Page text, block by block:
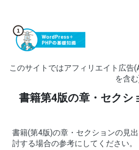
このサイトではアフィリエイト広告
を含
書籍第4版の章・セクシ
書籍(第4版)の章・セクションの見
討する場合の参考にしてください。